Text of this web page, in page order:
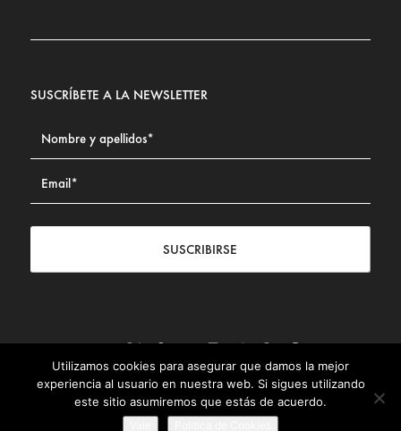
SUSCRÍBETE A LA NEWSLETTER
SUSCRIBIRSE
Contacto|Aviso legal| Política de privacidad| Política de
Cookies
© Fundación Civismo 2025
Utilizamos cookies para asegurar que damos la mejor
experiencia al usuario en nuestra web. Si sigues utilizando
este sitio asumiremos que estás de acuerdo.